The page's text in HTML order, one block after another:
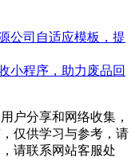
公司自适应模板，提
小程序，助力废品回
户分享和网络收集，
仅供学习与参考，请
请联系网站客服处